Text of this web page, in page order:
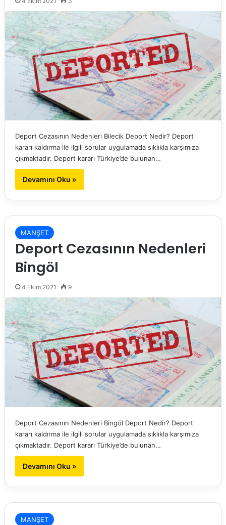
Deport Cezasının Nedenleri Bilecik Deport Nedir? Deport
kararı kaldırma ile ilgili sorular uygulamada sıklıkla karşımıza
çıkmaktadır. Deport kararı Türkiye’de bulunan…
Devamını Oku »
MANŞET
Deport Cezasının Nedenleri
Bingöl
4 Ekim 2021 9
Deport Cezasının Nedenleri Bingöl Deport Nedir? Deport
kararı kaldırma ile ilgili sorular uygulamada sıklıkla karşımıza
çıkmaktadır. Deport kararı Türkiye’de bulunan…
Devamını Oku »
MANŞET